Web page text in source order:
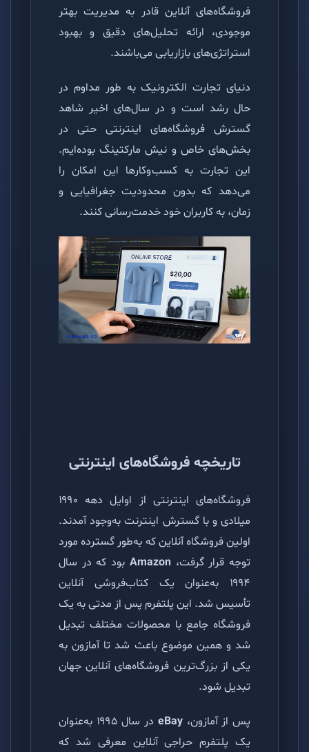
فروشگاه‌های آنلاین قادر به مدیریت بهتر
موجودی، ارائه تحلیل‌های دقیق و بهبود
استراتژی‌های بازاریابی می‌باشند.
دنیای تجارت الکترونیک به طور مداوم در
حال رشد است و در سال‌های اخیر شاهد
گسترش فروشگاه‌های اینترنتی حتی در
بخش‌های خاص و نیش مارکتینگ بوده‌ایم.
این تجارت به کسب‌وکارها این امکان را
می‌دهد که بدون محدودیت جغرافیایی و
زمان، به کاربران خود خدمت‌رسانی کنند.
تاریخچه فروشگاه‌های اینترنتی
فروشگاه‌های اینترنتی از اوایل دهه ۱۹۹۰
میلادی و با گسترش اینترنت به‌وجود آمدند.
اولین فروشگاه آنلاین که به‌طور گسترده مورد
توجه قرار گرفت، Amazon بود که در سال
۱۹۹۴ به‌عنوان یک کتاب‌فروشی آنلاین
تأسیس شد. این پلتفرم پس از مدتی به یک
فروشگاه جامع با محصولات مختلف تبدیل
شد و همین موضوع باعث شد تا آمازون به
یکی از بزرگ‌ترین فروشگاه‌های آنلاین جهان
تبدیل شود.
پس از آمازون،eBay
در سال ۱۹۹۵ به‌عنوان
یک پلتفرم حراجی آنلاین معرفی شد که